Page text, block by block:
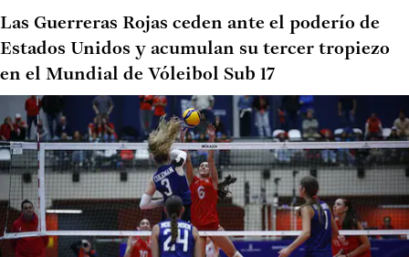
Las Guerreras Rojas ceden ante el poderío de
Estados Unidos y acumulan su tercer tropiezo
en el Mundial de Vóleibol Sub 17